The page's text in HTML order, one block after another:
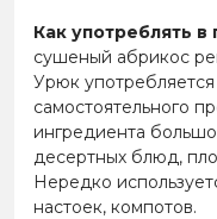
Как употреблять в
сушеный абрикос
Урюк
самостоятельного
ингредиента
десертных блюд,
Нередко
настоек, компотов.